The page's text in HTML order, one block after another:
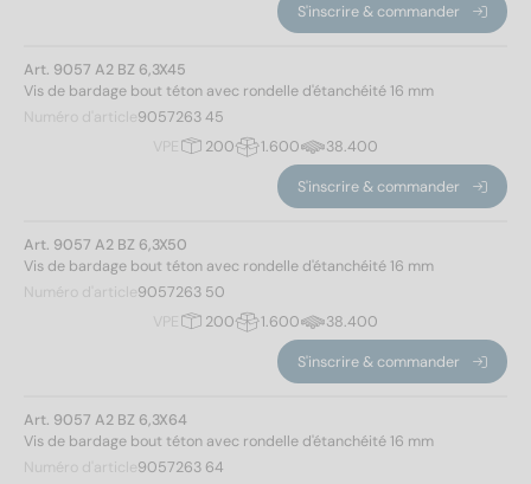
S'inscrire & commander
Art. 9057 A2 BZ 6,3X45
Vis de bardage bout téton avec rondelle d'étanchéité 16 mm
Numéro d'article 9057263 45
VPE
200 1.600 38.400
S'inscrire & commander
Art. 9057 A2 BZ 6,3X50
Vis de bardage bout téton avec rondelle d'étanchéité 16 mm
Numéro d'article 9057263 50
VPE
200 1.600 38.400
S'inscrire & commander
Art. 9057 A2 BZ 6,3X64
Vis de bardage bout téton avec rondelle d'étanchéité 16 mm
Numéro d'article 9057263 64